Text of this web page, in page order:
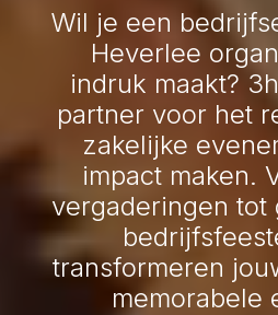
Wil je een
Heverlee
indruk maakt?
partner voor het
zakelijke
impact maken.
vergaderingen tot
transformeren
memorabele